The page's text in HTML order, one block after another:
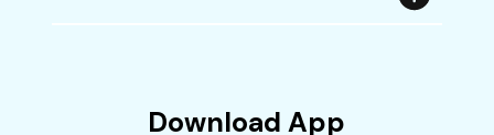
Download App